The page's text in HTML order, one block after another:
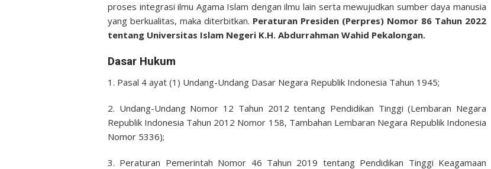
proses integrasi ilmu Agama Islam dengan ilmu lain serta mewujudkan sumber daya manusia
yang berkualitas, maka diterbitkan. Peraturan Presiden (Perpres) Nomor 86 Tahun 2022
tentang Universitas Islam Negeri K.H. Abdurrahman Wahid Pekalongan.
Dasar Hukum
1. Pasal 4 ayat (1) Undang-Undang Dasar Negara Republik Indonesia Tahun 1945;
2. Undang-Undang Nomor 12 Tahun 2012 tentang Pendidikan Tinggi (Lembaran Negara
Republik Indonesia Tahun 2012 Nomor 158, Tambahan Lembaran Negara Republik Indonesia
Nomor 5336);
3. Peraturan Pemerintah Nomor 46 Tahun 2019 tentang Pendidikan Tinggi Keagamaan